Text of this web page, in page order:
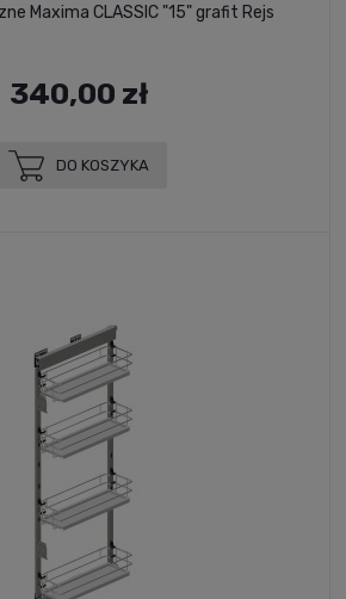
Maxima CLASSIC "15" grafit Rejs
340,00 zł
DO KOSZYKA